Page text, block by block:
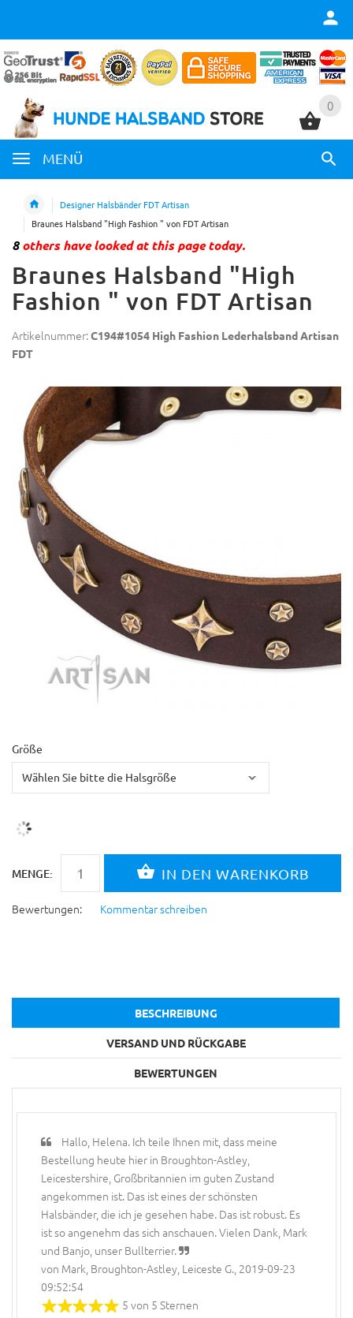
0
MENÜ
0
Designer Halsbänder FDT Artisan
Braunes Halsband "High Fashion " von FDT Artisan
8others have looked at this page today.
Braunes Halsband "High
Fashion " von FDT Artisan
Artikelnummer:C194#1054 High Fashion Lederhalsband Artisan
FDT
Größe
MENGE:
Bewertungen: Kommentar schreiben
BESCHREIBUNG
VERSAND UND RÜCKGABE
BEWERTUNGEN
Hallo, Helena. Ich teile Ihnen mit, dass meine
Bestellung heute hier in Broughton-Astley,
Leicestershire, Großbritannien im guten Zustand
angekommen ist. Das ist eines der schönsten
Halsbänder, die ich je gesehen habe. Das ist robust. Es
ist so angenehm das sich anschauen. Vielen Dank, Mark
und Banjo, unser Bullterrier.
von Mark, Broughton-Astley, Leiceste G., 2019-09-23
09:52:54
5 von 5 Sternen